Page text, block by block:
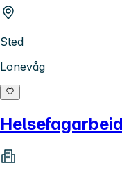
Sted
Lonevåg